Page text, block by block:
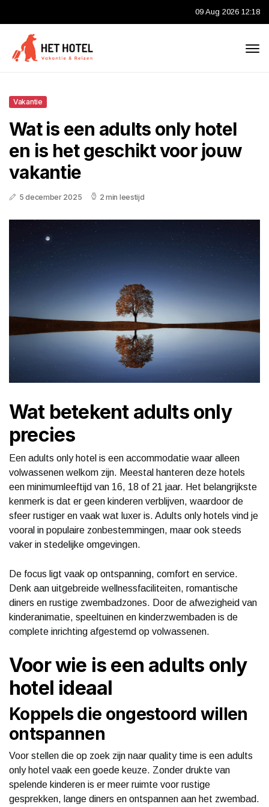
09 Aug 2026 12:18
Vakantie
Wat is een adults only hotel
en is het geschikt voor jouw
vakantie
5 december 2025 2 min leestijd
Wat betekent adults only
precies
Een adults only hotel is een accommodatie waar alleen
volwassenen welkom zijn. Meestal hanteren deze hotels
een minimumleeftijd van 16, 18 of 21 jaar. Het belangrijkste
kenmerk is dat er geen kinderen verblijven, waardoor de
sfeer rustiger en vaak wat luxer is. Adults only hotels vind je
vooral in populaire zonbestemmingen, maar ook steeds
vaker in stedelijke omgevingen.
De focus ligt vaak op ontspanning, comfort en service.
Denk aan uitgebreide wellnessfaciliteiten, romantische
diners en rustige zwembadzones. Door de afwezigheid van
kinderanimatie, speeltuinen en kinderzwembaden is de
complete inrichting afgestemd op volwassenen.
Voor wie is een adults only
hotel ideaal
Koppels die ongestoord willen
ontspannen
Voor stellen die op zoek zijn naar quality time is een adults
only hotel vaak een goede keuze. Zonder drukte van
spelende kinderen is er meer ruimte voor rustige
gesprekken, lange diners en ontspannen aan het zwembad.